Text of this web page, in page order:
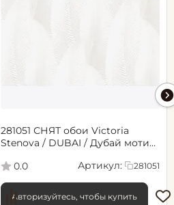
281051 СНЯТ обои Victoria
Stenova / DUBAI / Дубай мотив
0.0
Артикул: 281051
Авторизуйтесь, чтобы купить